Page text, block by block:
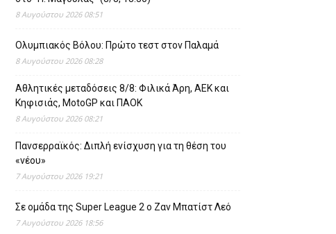
8 Αυγούστου 2026 08:51
Ολυμπιακός Βόλου: Πρώτο τεστ στον Παλαμά
8 Αυγούστου 2026 08:28
Αθλητικές μεταδόσεις 8/8: Φιλικά Άρη, ΑΕΚ και
Κηφισιάς, MotoGP και ΠΑΟΚ
8 Αυγούστου 2026 08:21
Πανσερραϊκός: Διπλή ενίσχυση για τη θέση του
«νέου»
7 Αυγούστου 2026 19:21
Σε ομάδα της Super League 2 o Ζαν Μπατίστ Λεό
7 Αυγούστου 2026 18:56